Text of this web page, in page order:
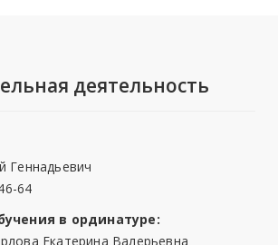
деятельность
Геннадьевич
64
в ординатуре:
Екатерина Валерьевна